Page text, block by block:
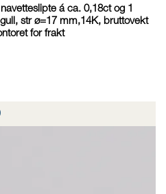
á ca. 0,18ct og 1
str ø=17 mm,14K, bruttovekt
for frakt